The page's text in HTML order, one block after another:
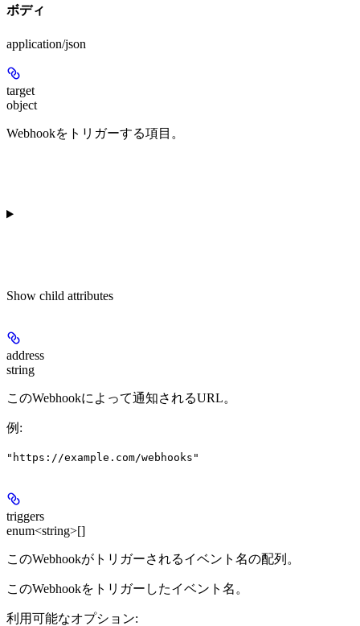
ボディ
application/json
target
object
Webhookをトリガーする項目。
Show child attributes
address
string
このWebhookによって通知されるURL。
例 :
"https://example.com/webhooks"
triggers
enum<string>[]
このWebhookがトリガーされるイベント名の配列。
このWebhookをトリガーしたイベント名。
利用可能なオプション: